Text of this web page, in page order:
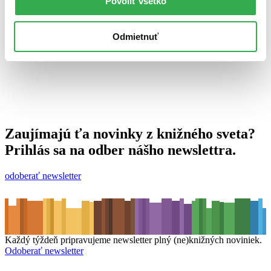
Odmietnuť
Zaujímajú ťa novinky z knižného sveta?
Prihlás sa na odber nášho newslettra.
odoberať newsletter
Každý týždeň pripravujeme newsletter plný (ne)knižných noviniek.
Odoberať newsletter